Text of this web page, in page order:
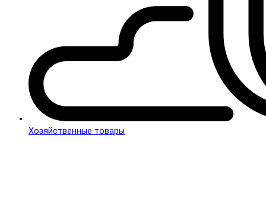
Хозяйственные товары